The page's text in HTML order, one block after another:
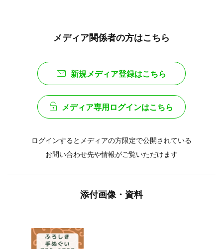
メディア関係者の方はこちら
新規メディア登録はこちら
メディア専用ログインはこちら
ログインするとメディアの方限定で公開されている
お問い合わせ先や情報がご覧いただけます
添付画像・資料